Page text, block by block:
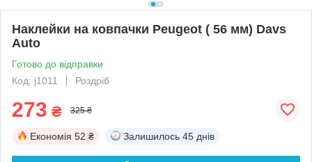
Наклейки на ковпачки Peugeot ( 56 мм) Davs
Auto
Готово до відправки
Код: j1011
Роздріб
273 ₴ 325 ₴
Економія 52 ₴ Залишилось 45 днів